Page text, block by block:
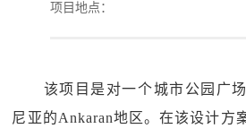
项目地点：
该项目是对一个城市公园广场
尼亚的Ankaran地区。在该设计方